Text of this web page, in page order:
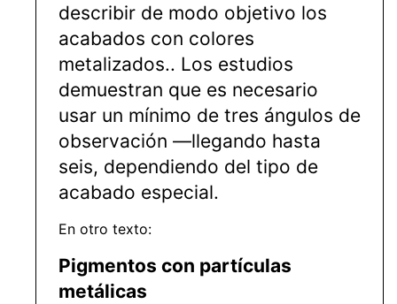
describir de modo objetivo los
acabados con colores
metalizados.. Los estudios
demuestran que es necesario
usar un mínimo de tres ángulos de
observación —llegando hasta
seis, dependiendo del tipo de
acabado especial.
En otro texto:
Pigmentos con partículas
metálicas